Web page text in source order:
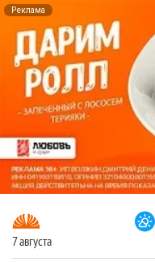
Реклама
7 августа